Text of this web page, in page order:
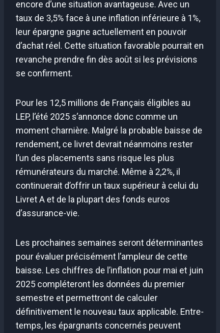
encore d’une situation avantageuse. Avec un
taux de 3,5% face à une inflation inférieure à 1%,
leur épargne gagne actuellement en pouvoir
d’achat réel. Cette situation favorable pourrait en
revanche prendre fin dès août si les prévisions
se confirment.
Pour les 12,5 millions de Français éligibles au
LEP, l’été 2025 s’annonce donc comme un
moment charnière. Malgré la probable baisse de
rendement, ce livret devrait néanmoins rester
l’un des placements sans risque les plus
rémunérateurs du marché. Même à 2,2%, il
continuerait d’offrir un taux supérieur à celui du
Livret A et de la plupart des fonds euros
d’assurance-vie.
Les prochaines semaines seront déterminantes
pour évaluer précisément l’ampleur de cette
baisse. Les chiffres de l’inflation pour mai et juin
2025 compléteront les données du premier
semestre et permettront de calculer
définitivement le nouveau taux applicable. Entre-
temps, les épargnants concernés peuvent